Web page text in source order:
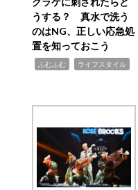
うする？ 真水で洗う
のはNG、正しい応急処
置を知っておこう
ふむふむ ライフスタイル